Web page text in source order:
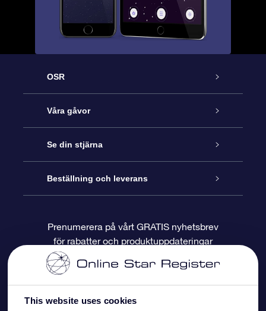
This website uses cookies
OSR
Kundtjänst
Kontakta oss
Blogg
Recensioner
Våra gåvor
Online-Stjärngåva
OSR Gåvopaket
OSR Presentkort
Företagspresenter
Se din stjärna
Stjärnregiste
Personlig Stjärnsida
One Million Stars
Beställning och leverans
Betalningsinformation
Prenumerera på vårt GRATIS nyhetsbrev
för rabatter och produktuppdateringar